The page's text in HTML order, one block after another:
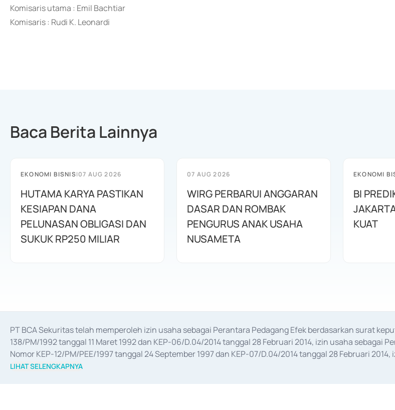
Komisaris utama : Emil Bachtiar
Komisaris : Rudi K. Leonardi
Baca Berita Lainnya
EKONOMI BISNIS|07 AUG 2026
HUTAMA KARYA PASTIKAN
KESIAPAN DANA
PELUNASAN OBLIGASI DAN
SUKUK RP250 MILIAR
07 AUG 2026
WIRG PERBARUI ANGGARAN
DASAR DAN ROMBAK
PENGURUS ANAK USAHA
NUSAMETA
EKONOMI
BI
KUAT
PT BCA Sekuritas telah memperoleh izin usaha sebagai Perantara Pedagang Efek berdasarkan surat
138/PM/1992 tanggal 11 Maret 1992 dan KEP-06/D.04/2014 tanggal 28 Februari 2014, izin usaha
Nomor KEP-12/PM/PEE/1997 tanggal 24 September 1997 dan KEP-07/D.04/2014 tanggal 28 Februari
merger, akuisisi, divestasi, dan
LIHAT SELENGKAPNYA